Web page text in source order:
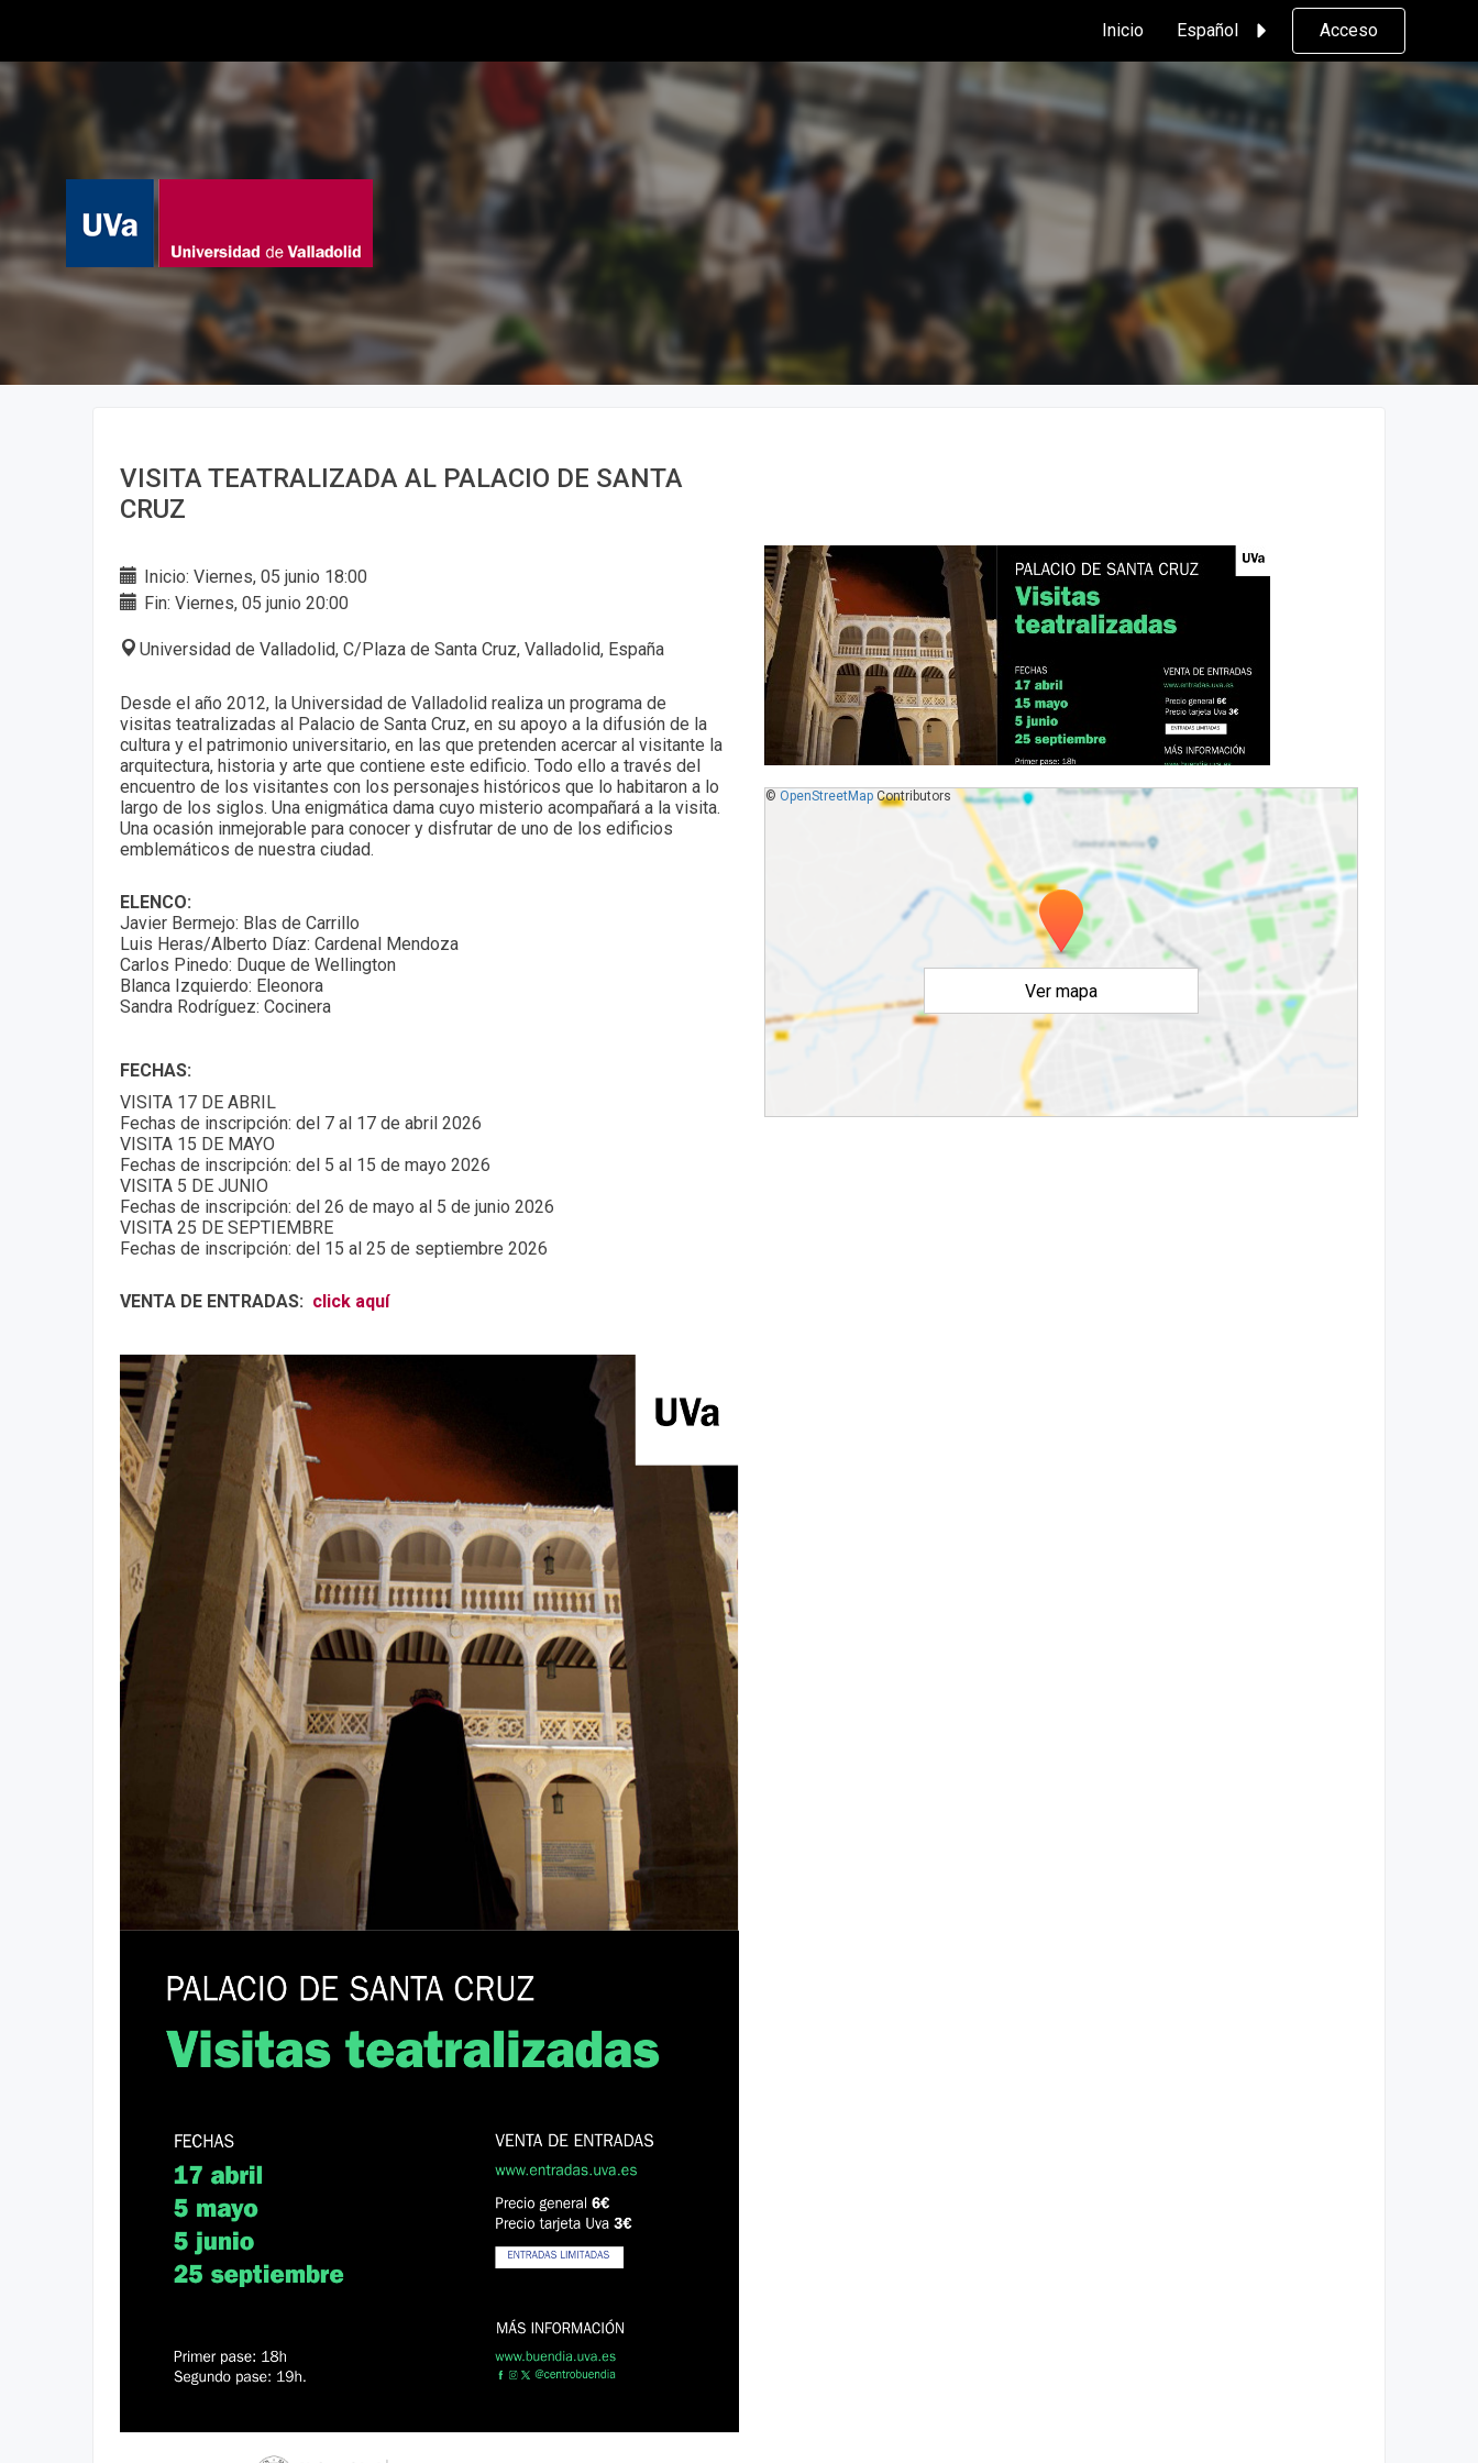
Inicio Español Acceso
VISITA TEATRALIZADA AL PALACIO DE SANTA
CRUZ
Inicio: Viernes, 05 junio 18:00
Fin: Viernes, 05 junio 20:00
Universidad de Valladolid, C/Plaza de Santa Cruz, Valladolid, España
Desde el año 2012, la Universidad de Valladolid realiza un programa de
visitas teatralizadas al Palacio de Santa Cruz, en su apoyo a la difusión de la
cultura y el patrimonio universitario, en las que pretenden acercar al visitante la
arquitectura, historia y arte que contiene este edificio. Todo ello a través del
encuentro de los visitantes con los personajes históricos que lo habitaron a lo
largo de los siglos. Una enigmática dama cuyo misterio acompañará a la visita.
Una ocasión inmejorable para conocer y disfrutar de uno de los edificios
emblemáticos de nuestra ciudad.
ELENCO:
Javier Bermejo: Blas de Carrillo
Luis Heras/Alberto Díaz: Cardenal Mendoza
Carlos Pinedo: Duque de Wellington
Blanca Izquierdo: Eleonora
Sandra Rodríguez: Cocinera
FECHAS:
VISITA 17 DE ABRIL
Fechas de inscripción: del 7 al 17 de abril 2026
VISITA 15 DE MAYO
Fechas de inscripción: del 5 al 15 de mayo 2026
VISITA 5 DE JUNIO
Fechas de inscripción: del 26 de mayo al 5 de junio 2026
VISITA 25 DE SEPTIEMBRE
Fechas de inscripción: del 15 al 25 de septiembre 2026
VENTA DE ENTRADAS: click aquí
Ver mapa
© OpenStreetMapContributors